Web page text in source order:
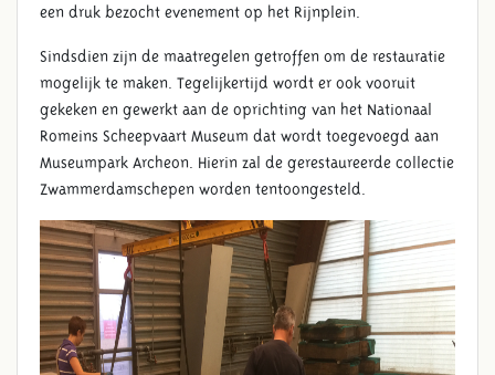
een druk bezocht evenement op het Rijnplein.
Sindsdien zijn de maatregelen getroffen om de restauratie
mogelijk te maken. Tegelijkertijd wordt er ook vooruit
gekeken en gewerkt aan de oprichting van het Nationaal
Romeins Scheepvaart Museum dat wordt toegevoegd aan
Museumpark Archeon. Hierin zal de gerestaureerde collectie
Zwammerdamschepen worden tentoongesteld.